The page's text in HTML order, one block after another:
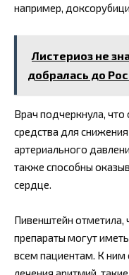
например,
Листериоз не
добралась до
Врач подчеркнула,
средства для
артериального
также способны
сердце.
Пивенштейн отметила,
препараты могут
всем пациентам. К ним